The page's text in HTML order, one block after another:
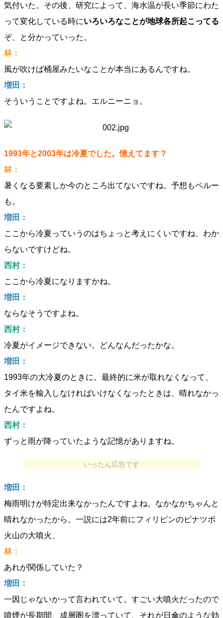
気付いた。その後、研究によって、海水温が長い季節にわた
って変化している時にいろいろなことが地球各所起こってる
ぞ、と分かっていった。
林：
風が吹けば桶屋みたいなことが本当にあるんですね。
増田：
そういうことですよね。エルニーニョ。
1993年と2003年は冷夏でした。憶えてます？
林：
暑くなる要素しか今のところ出てないですね。予想もペルー
も。
増田：
ここから冷夏っていうのはちょっと考えにくいですね、わか
らないですけどね。
西村：
ここから冷夏になりますかね。
増田：
ならなそうですよね。
西村：
冷夏がイメージできない。どんなんだったかな。
増田：
1993年の大冷夏のときに。最終的に米が取れなくなって、
タイ米を輸入しなければいけなくなったときは、晴れなかっ
たんですよね。
西村：
ずっと雨が降っていたような記憶がありますね。
いったん広告です
増田：
梅雨明けが特定出来なかったんですよね。なかなかちゃんと
晴れなかったから。一説には2年前にフィリピンのピナツボ
火山の大噴火、
林：
あれが関係していた？
増田：
一因じゃないかって言われていて。すごい大噴火だったので
噴煙が長期間、成層圏を漂っていて、それが日傘のような効